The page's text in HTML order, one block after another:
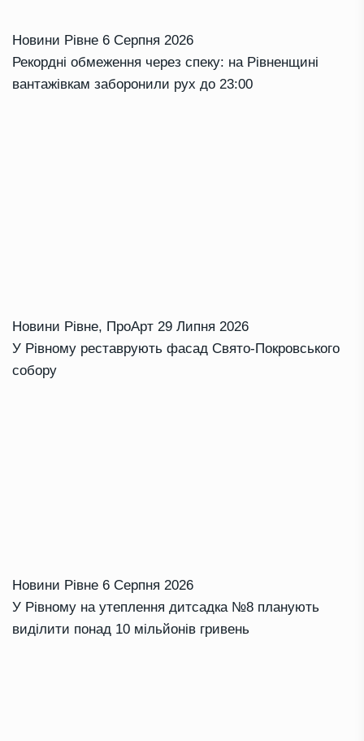
Новини Рівне 6 Серпня 2026
Рекордні обмеження через спеку: на Рівненщині
вантажівкам заборонили рух до 23:00
Новини Рівне, ПроАрт 29 Липня 2026
У Рівному реставрують фасад Свято-Покровського
собору
Новини Рівне 6 Серпня 2026
У Рівному на утеплення дитсадка №8 планують
виділити понад 10 мільйонів гривень